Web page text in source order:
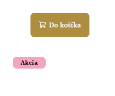
Do košíka
Akcia